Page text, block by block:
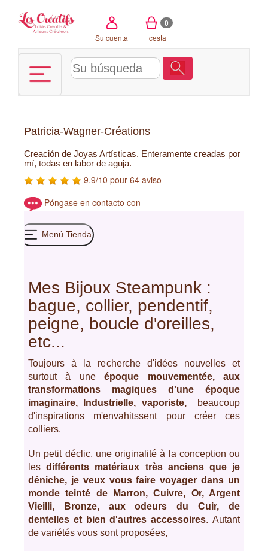
Su cuenta
0
cesta
Patricia-Wagner-Créations
Creación de Joyas Artísticas. Enteramente creadas por
mí, todas en labor de aguja.
9.9/10 pour 64 aviso
Póngase en contacto con
Menú Tienda
Mes Bijoux Steampunk :
bague, collier, pendentif,
peigne, boucle d'oreilles,
etc...
Toujours à la recherche d'idées nouvelles et
surtout à uneépoque mouvementée, aux
transformations magiques d'une époque
imaginaire, Industrielle, vaporiste,
beaucoup
d'inspirations m'envahitssent pour créer ces
colliers.
Un petit déclic, une originalité à la conception ou
lesdifférents matériaux très anciens que je
déniche, je veux vous faire voyager dans un
monde teinté de Marron, Cuivre, Or, Argent
Vieilli, Bronze, aux odeurs du Cuir, de
dentelles et bien d'autres accessoires. Autant
de variétés vous sont proposées,